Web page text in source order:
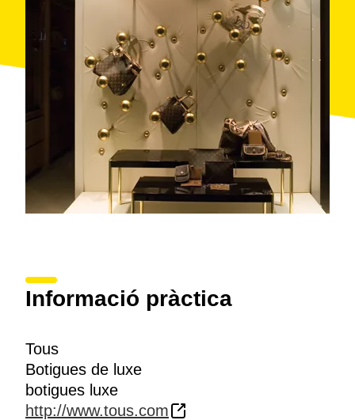
Informació pràctica
Tous
Botigues de luxe
botigues luxe
http://www.tous.com